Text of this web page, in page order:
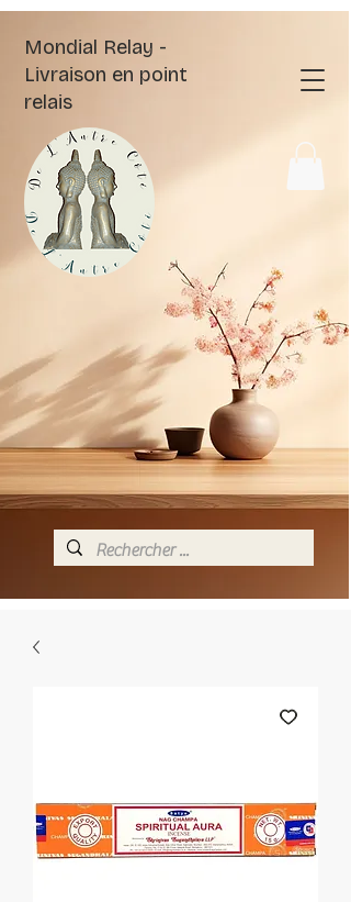
Mondial Relay -
Livraison en point
relais